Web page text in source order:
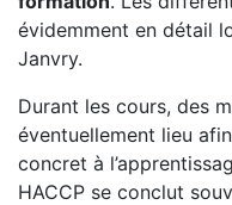
évidemment en détail
Janvry.
Durant les cours, des
éventuellement lieu
concret à
HACCP se conclut